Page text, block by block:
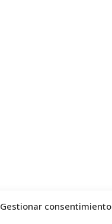
Gestionar consentimiento